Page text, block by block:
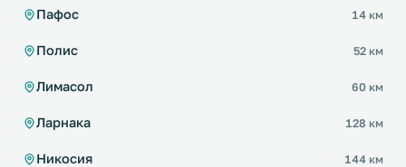
Пафос 14 км
Полис 52 км
Лимасол 60 км
Ларнака 128 км
Никосия 144 км